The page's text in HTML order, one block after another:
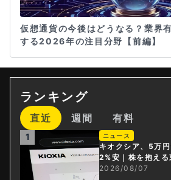
仮想通貨の今後はどうなる？業界
する2026年の注目分野【前編】
ランキング
直近 週間 有料
1 ニュース
キオクシア、5万
2%安｜株を抱え
0倍
2026/08/07